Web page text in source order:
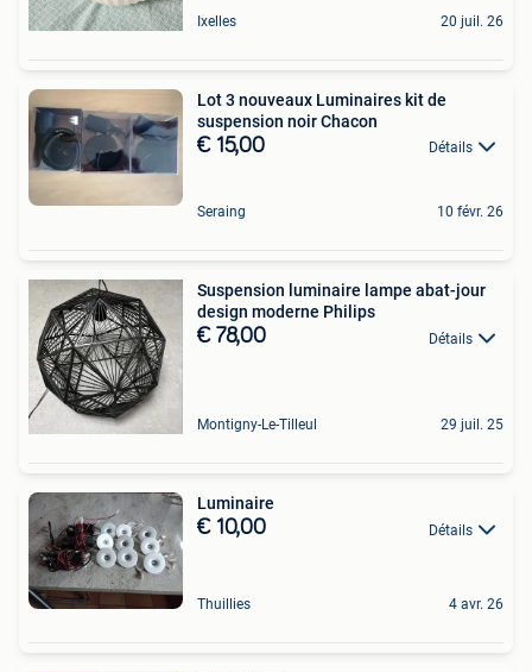
Ixelles 20 juil. 26
Lot 3 nouveaux Luminaires kit de
suspension noir Chacon
€ 15,00 Détails
Seraing 10 févr. 26
Suspension luminaire lampe abat-jour
design moderne Philips
€ 78,00 Détails
Montigny-Le-Tilleul 29 juil. 25
Luminaire
€ 10,00 Détails
Thuillies 4 avr. 26